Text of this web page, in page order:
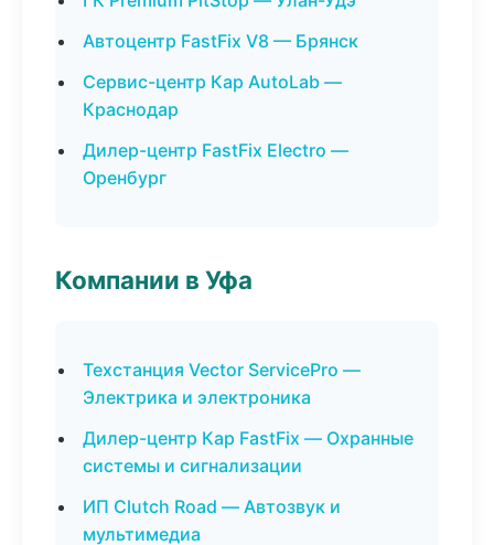
Автоцентр FastFix V8 — Брянск
Сервис-центр Кар AutoLab —
Краснодар
Дилер-центр FastFix Electro —
Оренбург
Компании в Уфа
Техстанция Vector ServicePro —
Электрика и электроника
Дилер-центр Кар FastFix — Охранные
системы и сигнализации
ИП Clutch Road — Автозвук и
мультимедиа